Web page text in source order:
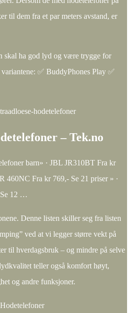
til dem fra et par meters avstand, er
skal ha god lyd og være trygge for
✅ BuddyPhones Play ✅
hodetelefoner
– Tek.no
barn» · JBL JR310BT Fra kr
460NC Fra kr 769,- Se 21 priser » ·
12 …
Denne listen skiller seg fra listen
ved at vi legger større vekt på
til hverdagsbruk – og mindre på selve
teller også komfort høyt,
og andre funksjoner.